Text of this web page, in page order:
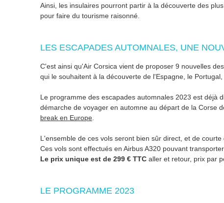
Ainsi, les insulaires pourront partir à la découverte des
pour faire du tourisme raisonné.
LES ESCAPADES AUTOMNALES, UNE
C'est ainsi qu'Air Corsica vient de proposer 9 nouvelles
qui le souhaitent à la découverte de l'Espagne, le
Le programme des escapades automnales 2023 est déjà
démarche de voyager en automne au départ de la Corse
break en Europe
L'ensemble de ces vols seront bien sûr direct, et de
Ces vols sont effectués en Airbus A320 pouvant
Le prix unique est de 299 € TTC aller et retour, prix par
LE PROGRAMME 2023